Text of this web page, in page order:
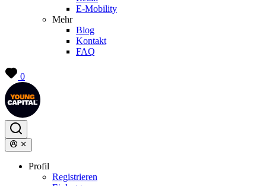
E-Mobility
Mehr
Blog
Kontakt
FAQ
0
Profil
Registrieren